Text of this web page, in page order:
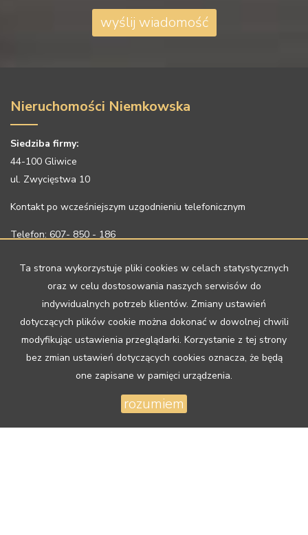
Nieruchomości Niemkowska
Siedziba firmy:
44-100 Gliwice
ul. Zwycięstwa 10
Kontakt po wcześniejszym uzgodnieniu telefonicznym
Telefon: 607- 850 - 186
Mieszkaniana sprzedaż
Domyna sprzedaż
Działkina sprzedaż
Lokale na sprzedaż
na sprzedaż
na sprzedaż
Ta strona wykorzystuje pliki cookies w celach statystycznych
oraz w celu dostosowania naszych serwisów do
indywidualnych potrzeb klientów. Zmiany ustawień
dotyczących plików cookie można dokonać w dowolnej chwili
modyfikując ustawienia przeglądarki. Korzystanie z tej strony
bez zmian ustawień dotyczących cookies oznacza, że będą
one zapisane w pamięci urządzenia.
rozumiem